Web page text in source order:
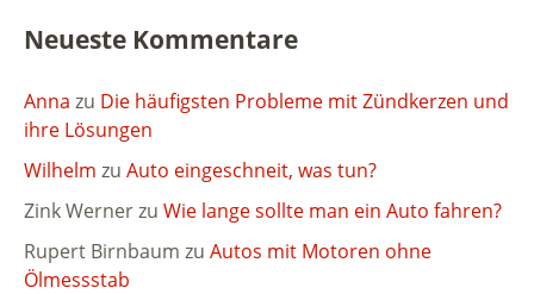
Neueste Kommentare
Anna zu Die häufigsten Probleme mit Zündkerzen und
ihre Lösungen
Wilhelm zu Auto eingeschneit, was tun?
Zink Wernerzu Wie lange sollte man ein Auto fahren?
Rupert Birnbaum zu Autos mit Motoren ohne
Ölmessstab